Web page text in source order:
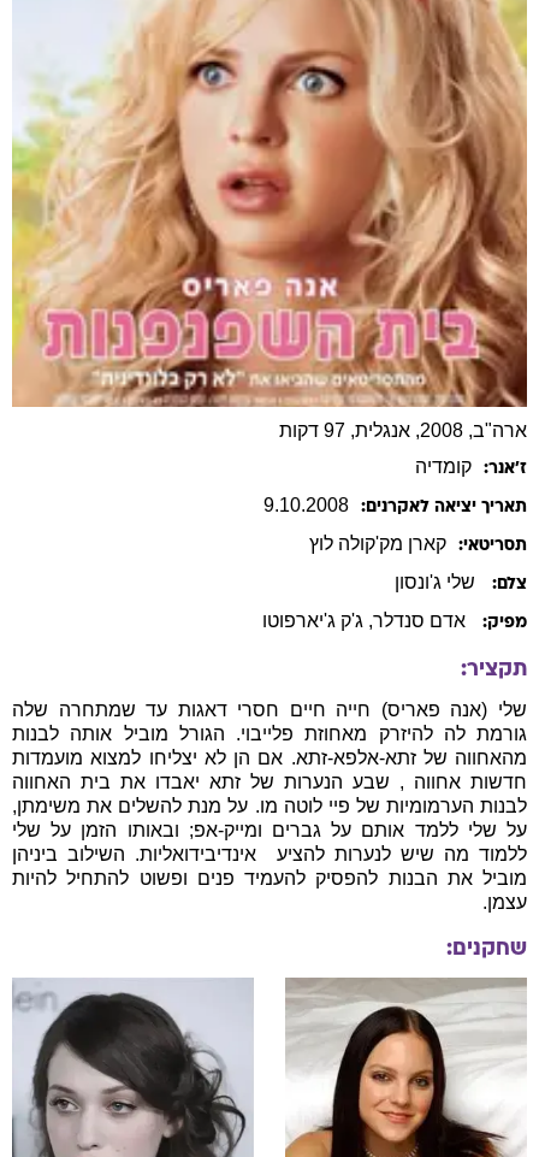
ארה"ב, 2008, אנגלית, 97 דקות
ז׳אנר: קומדיה
תאריך יציאה לאקרנים: 9.10.2008
תסריטאי: קארן מק'קולה לוץ
צלם: שלי ג'ונסון
מפיק: אדם סנדלר, ג'ק ג'יארפוטו
תקציר:
שלי (אנה פאריס) חייה חיים חסרי דאגות עד שמתחרה שלה
גורמת לה להיזרק מאחוזת פלייבוי. הגורל מוביל אותה לבנות
מהאחווה של זתא-אלפא-זתא. אם הן לא יצליחו למצוא מועמדות
חדשות אחווה , שבע הנערות של זתא יאבדו את בית האחווה
לבנות הערמומיות של פיי לוטה מו. על מנת להשלים את משימתן,
על שלי ללמד אותם על גברים ומייק-אפ; ובאותו הזמן על שלי
ללמוד מה שיש לנערות להציע  אינדיבידואליות. השילוב ביניהן
מוביל את הבנות להפסיק להעמיד פנים ופשוט להתחיל להיות
עצמן.
שחקנים: